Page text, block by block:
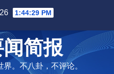
1:44:30 PM
简报
。不八卦，不评论。